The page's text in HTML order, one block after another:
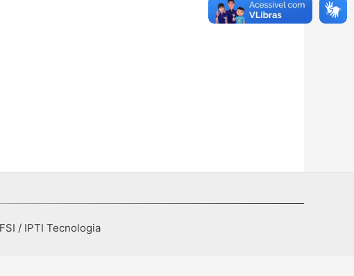
/ IPTI Tecnologia